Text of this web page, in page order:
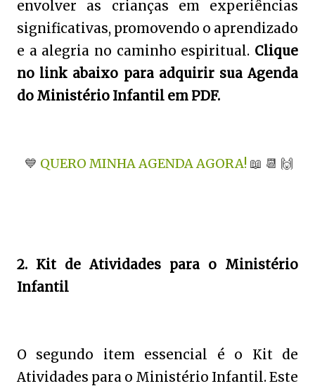
envolver as crianças em experiências
significativas, promovendo o aprendizado
e a alegria no caminho espiritual. Clique
no link abaixo para adquirir sua Agenda
do Ministério Infantil em PDF.
💙 QUERO MINHA AGENDA AGORA! 📖 📆 🙌
2. Kit de Atividades para o Ministério
Infantil
O segundo item essencial é o Kit de
Atividades para o Ministério Infantil. Este